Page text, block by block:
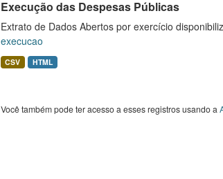
Execução das Despesas Públicas
Extrato de Dados Abertos por exercício
execucao
CSV HTML
Você também pode ter acesso a esses registros usando a